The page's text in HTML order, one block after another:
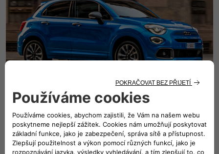
Sportovní duch. Elegantní vzhled
Chromované kliky a chromované vnější detaily navozují
pocit moderní elegance a sportovního stylu.